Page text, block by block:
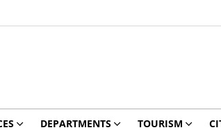
DEPARTMENTS TOURISM